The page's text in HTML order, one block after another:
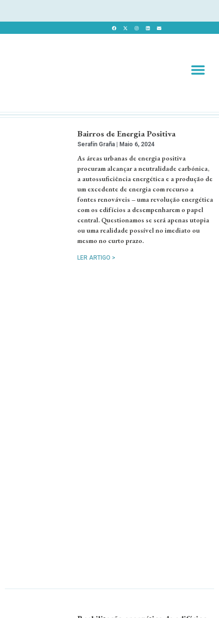
Bairros de Energia Positiva
Serafín Graña Maio 6, 2024
As áreas urbanas de energia positiva
procuram alcançar a neutralidade carbónica,
a autos­suficiência energética e a produção de
um excedente de energia com recurso a
fontes renováveis – uma revolução energética
com os edifícios a desempenharem o papel
central. Questionamos se será apenas utopia
ou uma realidade possível no imediato ou
mesmo no curto prazo.
LER ARTIGO >